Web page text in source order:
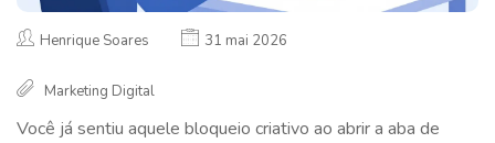
Henrique Soares 31 mai 2026
Marketing Digital
Você já sentiu aquele bloqueio criativo ao abrir a aba de